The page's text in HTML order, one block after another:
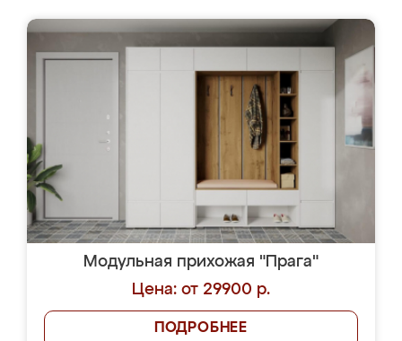
Модульная прихожая "Прага"
Цена: от 29900 р.
ПОДРОБНЕЕ